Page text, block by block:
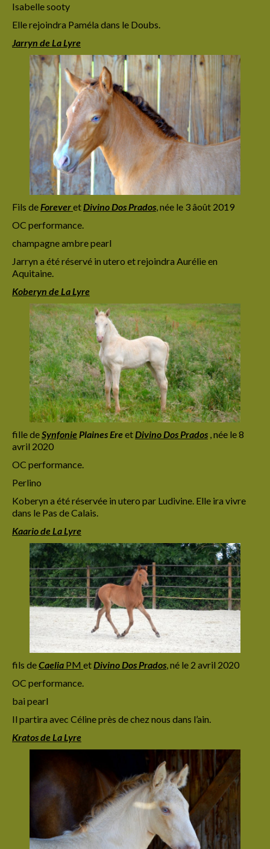
Isabelle sooty
Elle rejoindra Paméla dans le Doubs.
Jarryn de La Lyre
Fils deForeveretDivino Dos Prados,née le 3 âoût 2019
OC performance.
champagne ambre pearl
Jarryn a été réservé in utero et rejoindra Aurélie en
Aquitaine.
Koberyn de La Lyre
fille deSynfoniePlaines EreetDivino Dos Prados , née le 8
avril 2020
OC performance.
Perlino
Koberyn a été réservée in utero par Ludivine. Elle ira vivre
dans le Pas de Calais.
Kaario de La Lyre
fils deCaelia PM etDivino Dos Prados,né le 2 avril 2020
OC performance.
bai pearl
Il partira avec Céline près de chez nous dans l’ain.
Kratos de La Lyre